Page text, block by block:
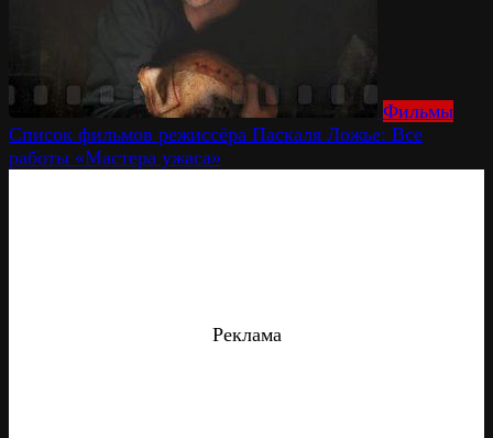
Фильмы
Список фильмов режиссёра Паскаля Ложье: Все
работы «Мастера ужаса»
Реклама